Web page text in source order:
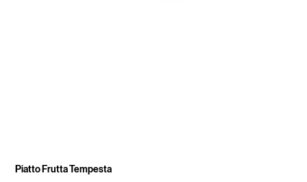
Piatto Frutta Tempesta